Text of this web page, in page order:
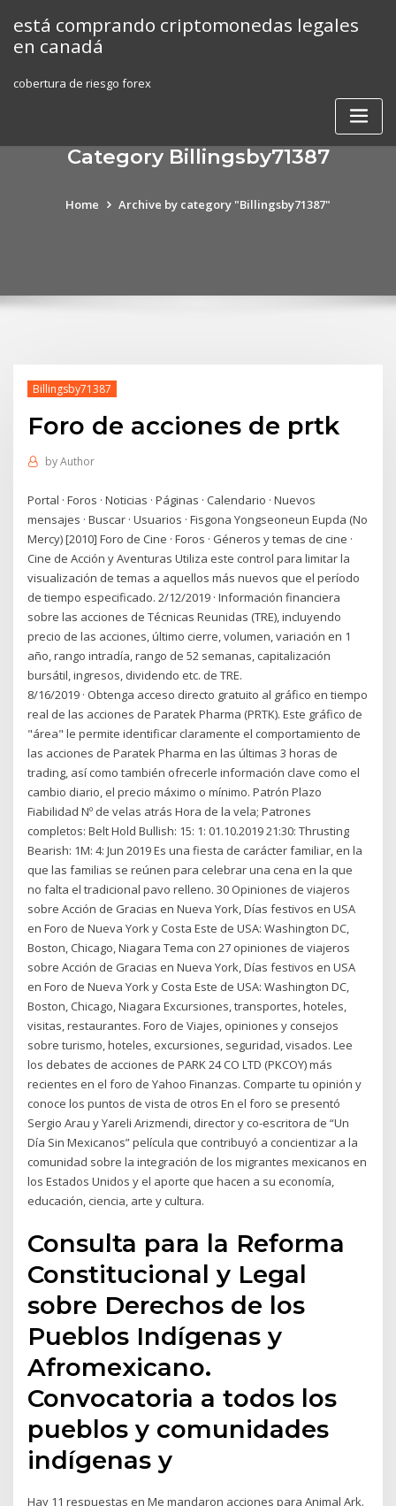
content
está comprando criptomonedas legales
en canadá
cobertura de riesgo forex
Category Billingsby71387
Home Archive by category "Billingsby71387"
Billingsby71387
Foro de acciones de prtk
byAuthor
Portal · Foros · Noticias · Páginas · Calendario · Nuevos
mensajes · Buscar · Usuarios · Fisgona Yongseoneun Eupda (No
Mercy) [2010] Foro de Cine · Foros · Géneros y temas de cine ·
Cine de Acción y Aventuras Utiliza este control para limitar la
visualización de temas a aquellos más nuevos que el período
de tiempo especificado. 2/12/2019 · Información financiera
sobre las acciones de Técnicas Reunidas (TRE), incluyendo
precio de las acciones, último cierre, volumen, variación en 1
año, rango intradía, rango de 52 semanas, capitalización
bursátil, ingresos, dividendo etc. de TRE.
8/16/2019 · Obtenga acceso directo gratuito al gráfico en tiempo
real de las acciones de Paratek Pharma (PRTK). Este gráfico de
"área" le permite identificar claramente el comportamiento de
las acciones de Paratek Pharma en las últimas 3 horas de
trading, así como también ofrecerle información clave como el
cambio diario, el precio máximo o mínimo. Patrón Plazo
Fiabilidad Nº de velas atrás Hora de la vela; Patrones
completos: Belt Hold Bullish: 15: 1: 01.10.2019 21:30: Thrusting
Bearish: 1M: 4: Jun 2019 Es una fiesta de carácter familiar, en la
que las familias se reúnen para celebrar una cena en la que
no falta el tradicional pavo relleno. 30 Opiniones de viajeros
sobre Acción de Gracias en Nueva York, Días festivos en USA
en Foro de Nueva York y Costa Este de USA: Washington DC,
Boston, Chicago, Niagara Tema con 27 opiniones de viajeros
sobre Acción de Gracias en Nueva York, Días festivos en USA
en Foro de Nueva York y Costa Este de USA: Washington DC,
Boston, Chicago, Niagara Excursiones, transportes, hoteles,
visitas, restaurantes. Foro de Viajes, opiniones y consejos
sobre turismo, hoteles, excursiones, seguridad, visados. Lee
los debates de acciones de PARK 24 CO LTD (PKCOY) más
recientes en el foro de Yahoo Finanzas. Comparte tu opinión y
conoce los puntos de vista de otros En el foro se presentó
Sergio Arau y Yareli Arizmendi, director y co-escritora de “Un
Día Sin Mexicanos” película que contribuyó a concientizar a la
comunidad sobre la integración de los migrantes mexicanos en
los Estados Unidos y el aporte que hacen a su economía,
educación, ciencia, arte y cultura.
Consulta para la Reforma
Constitucional y Legal
sobre Derechos de los
Pueblos Indígenas y
Afromexicano.
Convocatoria a todos los
pueblos y comunidades
indígenas y
Hay 11 respuestas en Me mandaron acciones para Animal Ark.